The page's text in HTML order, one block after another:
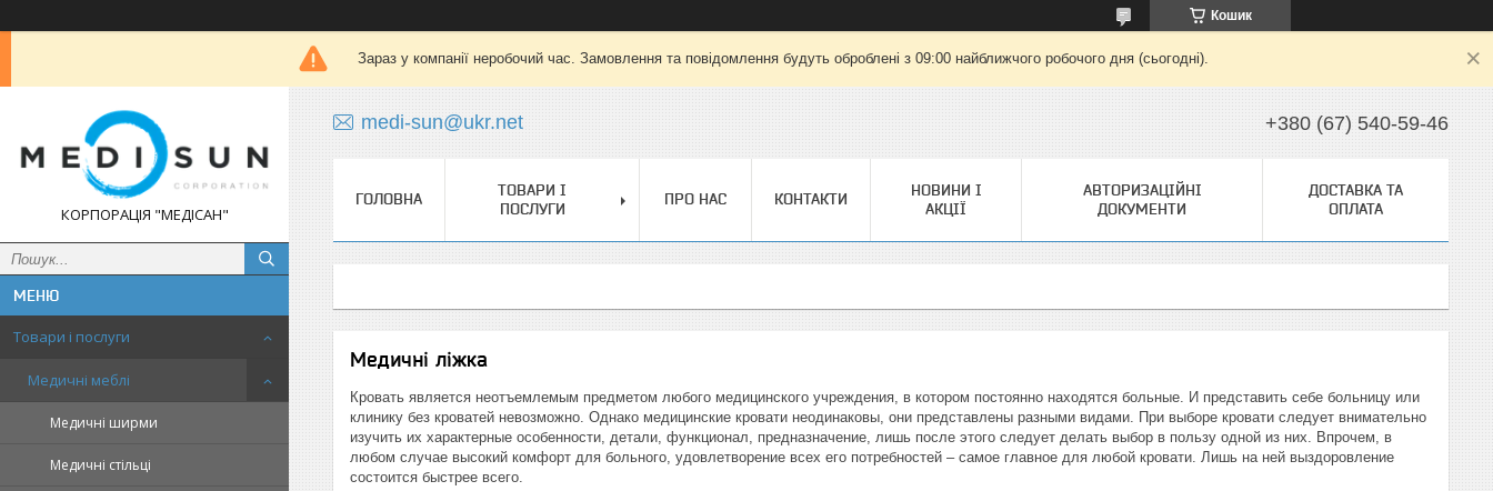
Кошик
Зараз у компанії неробочий час. Замовлення та повідомлення будуть оброблені з 09:00 найближчого робочого дня (сьогодні).
КОРПОРАЦІЯ "МЕДІСАН"
Товари і послуги
Медичні меблі
Медичні ширми
Медичні стільці
medi-sun@ukr.net +380 (67) 540-59-46
ГОЛОВНА
ТОВАРИ І
ПОСЛУГИ
ПРО НАС КОНТАКТИ
НОВИНИ І
АКЦІЇ
АВТОРИЗАЦІЙНІ
ДОКУМЕНТИ
ДОСТАВКА ТА
ОПЛАТА
Медичні ліжка
Кровать является неотъемлемым предметом любого медицинского учреждения, в котором постоянно находятся больные. И представить себе больницу или
клинику без кроватей невозможно. Однако медицинские кровати неодинаковы, они представлены разными видами. При выборе кровати следует внимательно
изучить их характерные особенности, детали, функционал, предназначение, лишь после этого следует делать выбор в пользу одной из них. Впрочем, в
любом случае высокий комфорт для больного, удовлетворение всех его потребностей – самое главное для любой кровати. Лишь на ней выздоровление
состоится быстрее всего.